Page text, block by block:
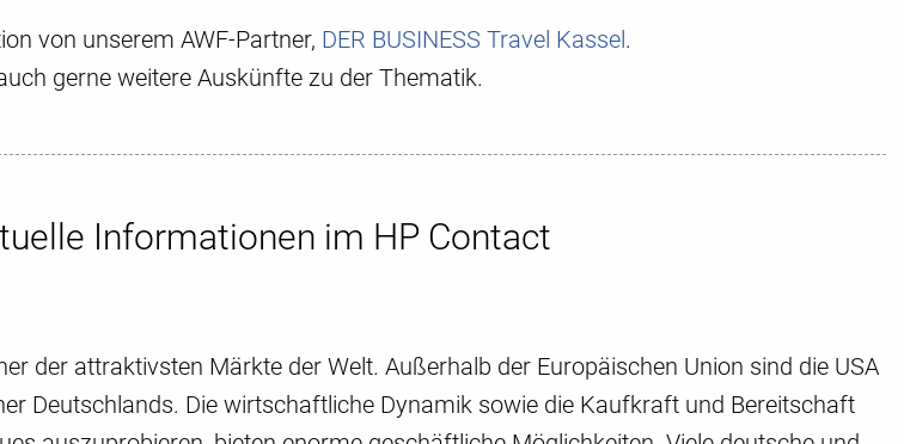
von unserem AWF-Partner, DER BUSINESS Travel Kassel.
gerne weitere Auskünfte zu der Thematik.
Informationen im HP Contact
der attraktivsten Märkte der Welt. Außerhalb der Europäischen Union sind die USA
Deutschlands. Die wirtschaftliche Dynamik sowie die Kaufkraft und Bereitschaft